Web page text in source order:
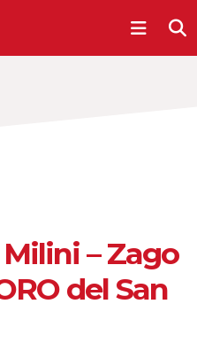
– Zago
del San